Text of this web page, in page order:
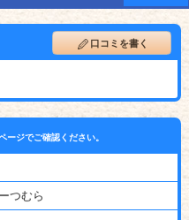
口コミを書く
ジでご確認ください。
つむら